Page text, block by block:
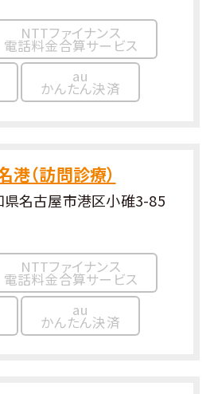
NTTファイナンス
電話料金合算サービス
au
かんたん決済
港（訪問診療）
名古屋市港区小碓3-85
NTTファイナンス
電話料金合算サービス
au
かんたん決済